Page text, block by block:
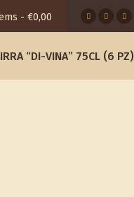
- €0,00
“DI-VINA” 75CL (6 PZ)